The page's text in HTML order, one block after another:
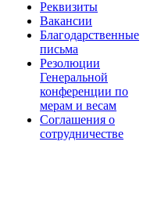
Реквизиты
Вакансии
Благодарственные
письма
Резолюции
Генеральной
конференции по
мерам и весам
Соглашения о
сотрудничестве